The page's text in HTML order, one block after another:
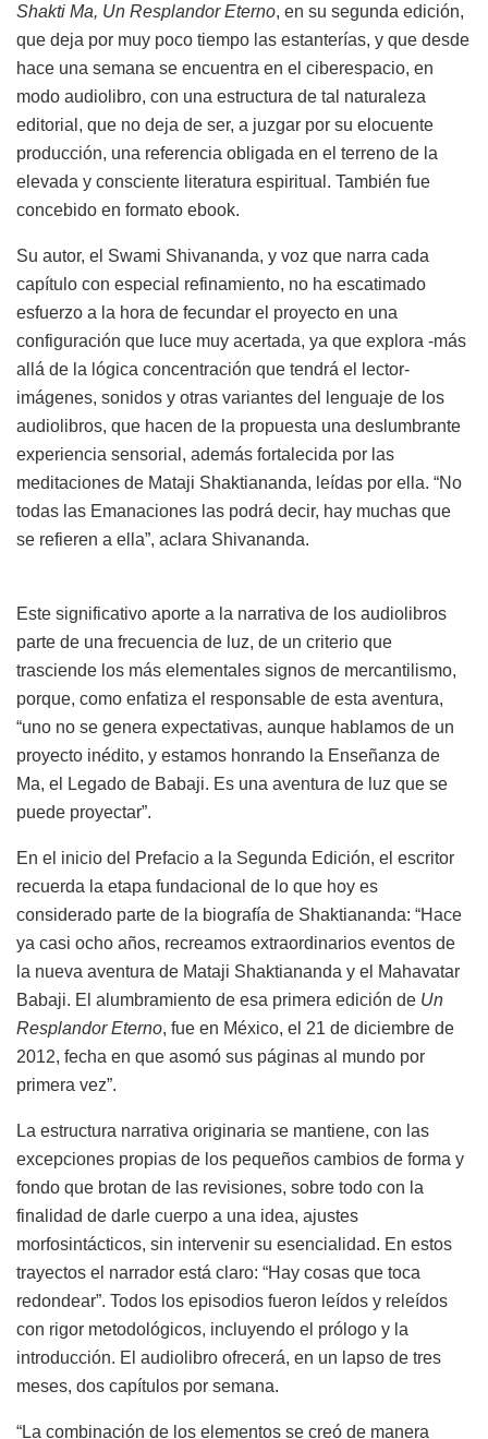
Shakti Ma, Un Resplandor Eterno, en su segunda edición,
que deja por muy poco tiempo las estanterías, y que desde
hace una semana se encuentra en el ciberespacio, en
modo audiolibro, con una estructura de tal naturaleza
editorial, que no deja de ser, a juzgar por su elocuente
producción, una referencia obligada en el terreno de la
elevada y consciente literatura espiritual. También fue
concebido en formato ebook.
Su autor, el Swami Shivananda, y voz que narra cada
capítulo con especial refinamiento, no ha escatimado
esfuerzo a la hora de fecundar el proyecto en una
configuración que luce muy acertada, ya que explora -más
allá de la lógica concentración que tendrá el lector-
imágenes, sonidos y otras variantes del lenguaje de los
audiolibros, que hacen de la propuesta una deslumbrante
experiencia sensorial, además fortalecida por las
meditaciones de Mataji Shaktiananda, leídas por ella. “No
todas las Emanaciones las podrá decir, hay muchas que
se refieren a ella”, aclara Shivananda.
Este significativo aporte a la narrativa de los audiolibros
parte de una frecuencia de luz, de un criterio que
trasciende los más elementales signos de mercantilismo,
porque, como enfatiza el responsable de esta aventura,
“uno no se genera expectativas, aunque hablamos de un
proyecto inédito, y estamos honrando la Enseñanza de
Ma, el Legado de Babaji. Es una aventura de luz que se
puede proyectar”.
En el inicio del Prefacio a la Segunda Edición, el escritor
recuerda la etapa fundacional de lo que hoy es
considerado parte de la biografía de Shaktiananda: “Hace
ya casi ocho años, recreamos extraordinarios eventos de
la nueva aventura de Mataji Shaktiananda y el Mahavatar
Babaji. El alumbramiento de esa primera edición de Un
Resplandor Eterno, fue en México, el 21 de diciembre de
2012, fecha en que asomó sus páginas al mundo por
primera vez”.
La estructura narrativa originaria se mantiene, con las
excepciones propias de los pequeños cambios de forma y
fondo que brotan de las revisiones, sobre todo con la
finalidad de darle cuerpo a una idea, ajustes
morfosintácticos, sin intervenir su esencialidad. En estos
trayectos el narrador está claro: “Hay cosas que toca
redondear”. Todos los episodios fueron leídos y releídos
con rigor metodológicos, incluyendo el prólogo y la
introducción. El audiolibro ofrecerá, en un lapso de tres
meses, dos capítulos por semana.
“La combinación de los elementos se creó de manera